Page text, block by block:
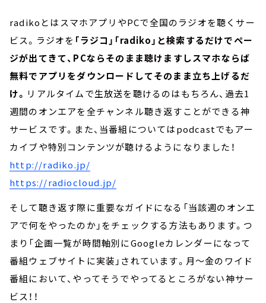
radikoとはスマホアプリやPCで全国のラジオを聴くサー
ビス。ラジオを 「ラジコ」「radiko」と検索するだけでペー
ジが出てきて、PCならそのまま聴けますしスマホならば
無料でアプリをダウンロードしてそのまま立ち上げるだ
け。 リアルタイムで生放送を聴けるのはもちろん、過去1
週間のオンエアを全チャンネル聴き返すことができる神
サービスです。また、当番組についてはpodcastでもアー
カイブや特別コンテンツが聴けるようになりました！
http://radiko.jp/
https://radiocloud.jp/
そして聴き返す際に重要なガイドになる「当該週のオンエ
アで何をやったのか」をチェックする方法もあります。つ
まり「企画一覧が時間軸別にGoogleカレンダーになって
番組ウェブサイトに実装」されています。月～金のワイド
番組において、やってそうでやってるところがない神サー
ビス！！